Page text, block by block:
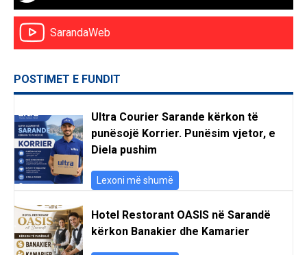
SarandaWeb
POSTIMET E FUNDIT
Ultra Courier Sarande kërkon të
punësojë Korrier. Punësim vjetor, e
Diela pushim
Lexoni më shumë
Hotel Restorant OASIS në Sarandë
kërkon Banakier dhe Kamarier